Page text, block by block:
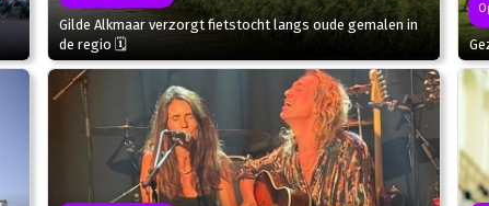
Gilde Alkmaar verzorgt fietstocht langs oude gemalen in
de regio 🗓